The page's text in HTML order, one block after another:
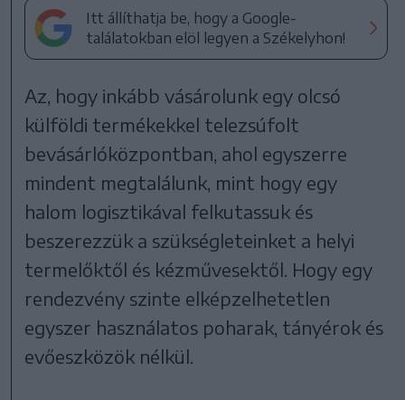
Itt állíthatja be, hogy a Google-
találatokban elöl legyen a Székelyhon!
Az, hogy inkább vásárolunk egy olcsó
külföldi termékekkel telezsúfolt
bevásárlóközpontban, ahol egyszerre
mindent megtalálunk, mint hogy egy
halom logisztikával felkutassuk és
beszerezzük a szükségleteinket a helyi
termelőktől és kézművesektől. Hogy egy
rendezvény szinte elképzelhetetlen
egyszer használatos poharak, tányérok és
evőeszközök nélkül.